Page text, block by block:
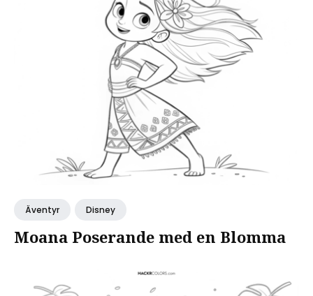
Äventyr Disney
Moana Poserande med en Blomma